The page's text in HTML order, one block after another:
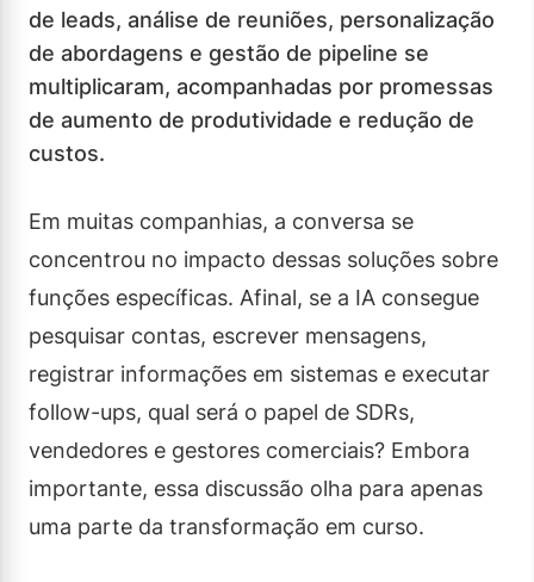
de leads, análise de reuniões, personalização
de abordagens e gestão de pipeline se
multiplicaram, acompanhadas por promessas
de aumento de produtividade e redução de
custos.
Em muitas companhias, a conversa se
concentrou no impacto dessas soluções sobre
funções específicas. Afinal, se a IA consegue
pesquisar contas, escrever mensagens,
registrar informações em sistemas e executar
follow-ups, qual será o papel de SDRs,
vendedores e gestores comerciais? Embora
importante, essa discussão olha para apenas
uma parte da transformação em curso.